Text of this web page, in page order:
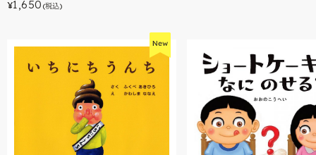
¥1,650 (税込)